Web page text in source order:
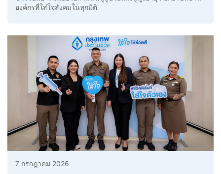
องค์กรที่ใส่ใจสังคมในทุกมิติ
7 กรกฎาคม 2026